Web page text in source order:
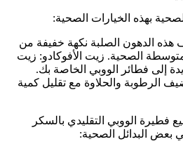
بهذه الخيارات الصحية:
هذه الدهون الصلبة نكهة خفيفة من
الصحية. زيت الأفوكادو: زيت
إلى فطائر الووبي الخاصة بك.
الرطوبة والحلاوة مع تقليل كمية
الووبي التقليدي بالسكر
بعض البدائل الصحية: